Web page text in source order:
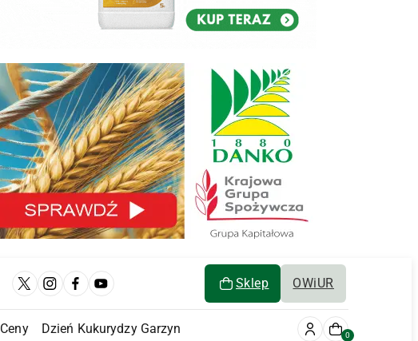
Sklep OWiUR
Ceny Dzień Kukurydzy Garzyn 0